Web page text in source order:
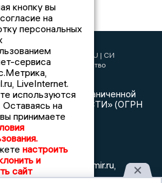
2017 © NEWSVLADIMIR.RU | СИ
«Информационное агентство
Владимирские новости»
Общество с ограниченной
НОВОСТИ» (ОГРН
С. А.
666916
info@newsvladimir.ru,
кнопку вы
на
персональных
сервиса
LiveInternet.
используются
на
принимаете
настроить
и
сайт